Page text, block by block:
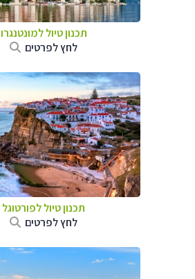
תכנון טיול למונטנגרו
לחץ לפרטים
תכנון טיול לפורטוגל
לחץ לפרטים